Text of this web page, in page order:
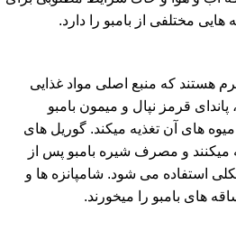
مختلفی از بامبو را دارد.
هستند که منبع اصلی مواد غذایی
قرمز نپال و میمون بامبو
های آن تغذیه میکند. گوریل های
میکنند و مصرف شیره بامبو پس از
استفاده می شود. شامپانزه ها و
های بامبو را میخورند.